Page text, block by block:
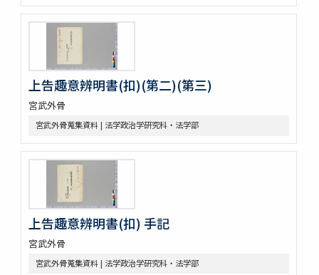
上告趣意辨明書(扣)(第二)(第三)
宮武外骨
宮武外骨蒐集資料 | 法学政治学研究科・法学部
上告趣意辨明書(扣) 手記
宮武外骨
宮武外骨蒐集資料 | 法学政治学研究科・法学部